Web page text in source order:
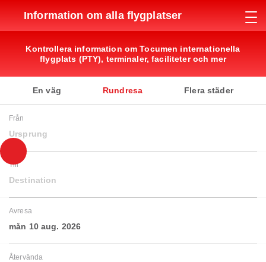
Information om alla flygplatser
Kontrollera information om Tocumen internationella
flygplats (PTY), terminaler, faciliteter och mer
En väg Rundresa Flera städer
Från
Ursprung
Till
Destination
Avresa
mån 10 aug. 2026
Återvända